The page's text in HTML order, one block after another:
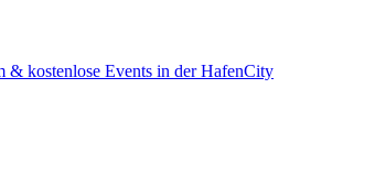
& kostenlose Events in der HafenCity